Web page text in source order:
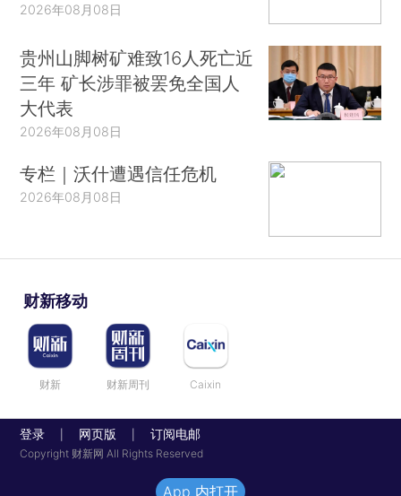
2026年08月08日
贵州山脚树矿难致16人死亡近
三年 矿长涉罪被罢免全国人
大代表
2026年08月08日
专栏｜沃什遭遇信任危机
2026年08月08日
财新移动
财新 财新周刊 Caixin
登录 网页版 订阅电邮
Copyright 财新网 All Rights Reserved
App 内打开